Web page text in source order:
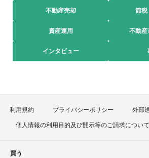
不動産売却 節税
資産運用 不動産
インタビュー
利用規約 プライバシーポリシー 外部
個人情報の利用目的及び開示等のご請求について
買う